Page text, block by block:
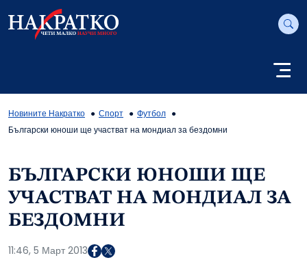
Новините Накратко Спорт
Футбол
Български юноши ще участват на мондиал за бездомни
БЪЛГАРСКИ ЮНОШИ ЩЕ
УЧАСТВАТ НА МОНДИАЛ ЗА
БЕЗДОМНИ
11:46, 5 Март 2013